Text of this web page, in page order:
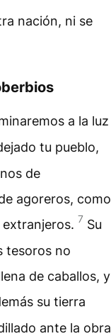
nación, ni se
a la luz
tu pueblo,
de
agoreros, como
7 Su
tesoros no
de caballos, y
su tierra
ante la obra